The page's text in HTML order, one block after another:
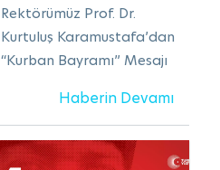
Rektörümüz Prof. Dr.
Kurtuluş Karamustafa’dan
“Kurban Bayramı” Mesajı
Haberin Devamı